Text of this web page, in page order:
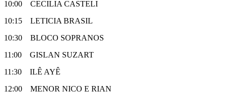
10:00 CECILIA CASTELI
10:15 LETICIA BRASIL
10:30 BLOCO SOPRANOS
11:00 GISLAN SUZART
11:30 ILÊ AYÊ
12:00 MENOR NICO E RIAN